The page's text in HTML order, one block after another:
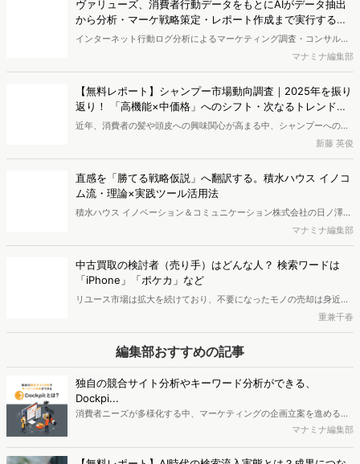
入サイト、属性を分析し、市場の展開を探りました。
ヴァリューズ、消費者行動データをもとにAIがデータ抽出
から分析・マーケ戦略策定・レポート作成まで実行する
「Dockpit AIエージェント」を提供開始
インターネット行動ログ分析によるマーケティング調査・コンサルテ
ィングサービスを提供する株式会社ヴァリューズは、国内最大規模
250万人のWeb行動ログデータを基盤としたマーケティングリサーチ
エンジン「Dockpit（ドックピット）」の新機能として、AIが市場分
析から仮説構築、レポート作成までを自律的にサポートする
「Dockpit AIエージェント」の提供を開始いたしました。
マナミナ編集部
【無料レポート】シャンプー市場動向調査｜2025年を振り
返り！ 「高機能×中価格」へのシフト・次なるトレンドの
兆し
近年、消費者の髪や頭皮への興味関心が高まる中、シャンプーへの支
出額は増加傾向にあります。本レポートでは、独自のWeb行動ログデ
ータをもとに2025年のシャンプー市場を分析しました。その結果、
検討段階において、高い外部評価（口コミやベストコスメ受賞など）
と優れた機能性を両立した「中価格帯の新興ブランド」へ支持がシフ
トしている実態が明らかとなりました。また、長年の実績とステータ
スを誇る高価格帯ブランドも根強い支持を集めています。さらに次な
るトレンドとして、香りの変化や、タイパ・衛生面に優れる「吊り下
げパウチ」の普及の兆しについても考察します。
新藤 英俊
直感を「勝てる戦略仮説」へ翻訳する。積水ハウス イノコ
ム流・理論×実践ツール活用法
積水ハウス イノベーション＆コミュニケーション株式会社の日ノ澤恵
莉氏と株式会社ヴァリューズ取締役副社長・後藤賢治が対談。日ノ澤
氏が提唱する5Sフレームワークとその実践について語り合いました。
マナミナ編集部
中古買取の検討者（売り手）はどんな人？ 検索ワードは
「iPhone」「ポケカ」など
リユース市場は拡大を続けており、不要になったモノの売却は身近な
選択肢になりつつあります。ではリユース市場における「売り手」は
どのような人なのでしょうか。今回は「買取」検索者の検索キーワー
ドや属性、興味関心を分析し、買取サービスを利用する消費者像を探
りました。
重兼千春
編集部おすすめの記事
独自の競合サイト分析やキーワード分析ができる、
Dockpi...
消費者ニーズが多様化する中、マーケティングの企画立案を進める上
で、競合分析や消費者分析の重要性がより高まっています。Web行動
データを活用し、Web上の消費者行動を起点とした競合サイト分析や
マナミナ編集部